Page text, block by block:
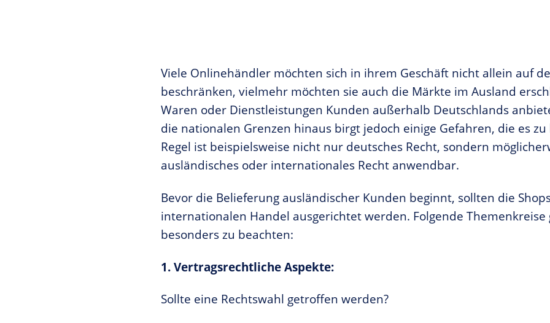
Viele Onlinehändler möchten sich in ihrem Geschäft nicht allein auf
beschränken, vielmehr möchten sie auch die Märkte im Ausland
Waren oder Dienstleistungen Kunden außerhalb Deutschlands
die nationalen Grenzen hinaus birgt jedoch einige Gefahren, die es
Regel ist beispielsweise nicht nur deutsches Recht, sondern
ausländisches oder internationales Recht anwendbar.
Bevor die Belieferung ausländischer Kunden beginnt, sollten die
internationalen Handel ausgerichtet werden. Folgende Themenkreise
besonders zu beachten:
1. Vertragsrechtliche Aspekte:
Sollte eine Rechtswahl getroffen werden?